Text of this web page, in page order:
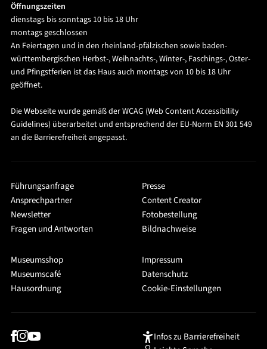
Öffnungszeiten
dienstags bis sonntags 10 bis 18 Uhr
montags geschlossen
An Feiertagen und in den rheinland-pfälzischen sowie baden-
württembergischen Herbst-, Weihnachts-, Winter-, Faschings-, Oster-
und Pfingstferien ist das Haus auch montags von 10 bis 18 Uhr
geöffnet.
Die Webseite wurde gemäß der WCAG (Web Content Accessibility
Guidelines) überarbeitet und entsprechend der EU-Norm EN 301 549
an die Barrierefreiheit angepasst.
Führungsanfrage
Ansprechpartner
Newsletter
Fragen und Antworten
Presse
Content Creator
Fotobestellung
Bildnachweise
Museumsshop
Museumscafé
Hausordnung
Impressum
Datenschutz
Cookie-Einstellungen
Infos zu Barrierefreiheit